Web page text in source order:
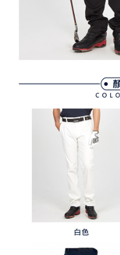
４．使用「AFTEE先享後付」
時審查核予不同之上限額度；若
請求用戶進行身份認證。
５．嚴禁一人註冊多個帳號或使
恩沛科技股份有限公司將有權